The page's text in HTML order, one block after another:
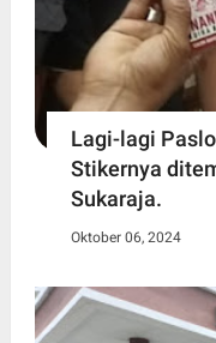
Lagi-lagi
Stikernya
Sukaraja.
Oktober 06, 2024